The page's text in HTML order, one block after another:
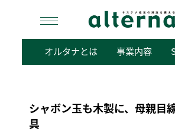
検
オルタナとは 事業内容
シャボン玉も木製に、母親目
具